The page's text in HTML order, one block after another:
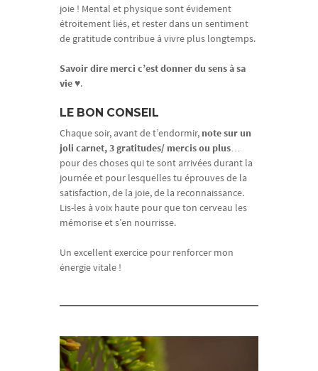
joie ! Mental et physique sont évidement
étroitement liés, et rester dans un sentiment
de gratitude contribue à vivre plus longtemps.
Savoir dire merci c’est donner du sens à sa
vie♥.
LE BON CONSEIL
Chaque soir, avant de t’endormir, note sur un
joli carnet, 3 gratitudes/ mercis ou plus…
pour des choses qui te sont arrivées durant la
journée et pour lesquelles tu éprouves de la
satisfaction, de la joie, de la reconnaissance.
Lis-les à voix haute pour que ton cerveau les
mémorise et s’en nourrisse.
Un excellent exercice pour renforcer mon
énergie vitale !